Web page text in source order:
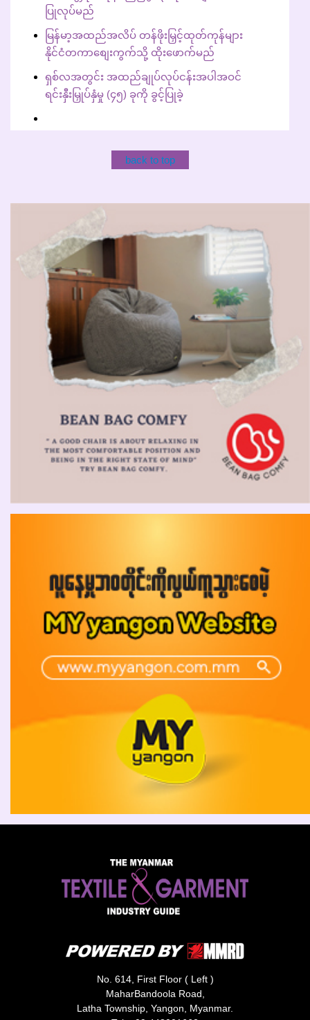
ပြုလုပ်မည်
မြန်မာ့အထည်အလိပ် တန်ဖိုးမြှင့်ထုတ်ကုန်များ
နိုင်ငံတကာစျေးကွက်သို့ ထိုးဖောက်မည်
ရှစ်လအတွင်း အထည်ချုပ်လုပ်ငန်းအပါအဝင်
ရင်းနှီးမြှုပ်နှံမှု (၄၅) ခုကို ခွင့်ပြုခဲ့
back to top
No. 614, First Floor ( Left )
MaharBandoola Road,
Latha Township, Yangon, Myanmar.